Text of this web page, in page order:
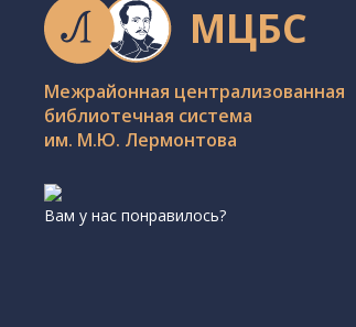
МЦБС
Межрайонная централизованная
библиотечная система
им. М.Ю. Лермонтова
Вам у нас понравилось?